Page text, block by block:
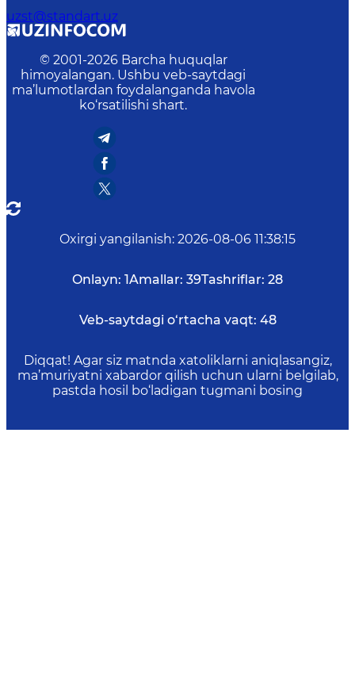
uzst@standart.uz
© 2001-2026 Barcha huquqlar
himoyalangan. Ushbu veb-saytdagi
ma’lumotlardan foydalanganda havola
ko‘rsatilishi shart.
Oxirgi yangilanish: 2026-08-06 11:38:15
Onlayn: 1Amallar: 39Tashriflar: 28
Veb-saytdagi o‘rtacha vaqt: 48
Diqqat! Agar siz matnda xatoliklarni aniqlasangiz,
ma’muriyatni xabardor qilish uchun ularni belgilab,
pastda hosil bo‘ladigan tugmani bosing